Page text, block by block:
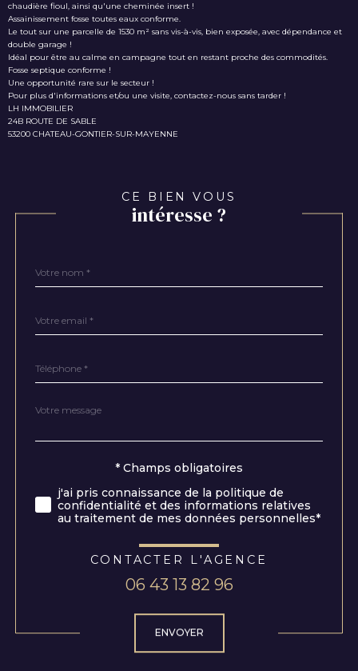
chaudière fioul, ainsi qu'une cheminée insert !
Assainissement fosse toutes eaux conforme.
Le tout sur une parcelle de 1530 m² sans vis-à-vis, bien exposée, avec dépendance et
double garage !
Idéal pour être au calme en campagne tout en restant proche des commodités.
Fosse septique conforme !
Une opportunité rare sur le secteur !
Pour plus d'informations et/ou une visite, contactez-nous sans tarder !
LH IMMOBILIER
24B ROUTE DE SABLE
53200 CHATEAU-GONTIER-SUR-MAYENNE
CE BIEN VOUS
intéresse ?
par
*
*
*
Fieldset
Message
*
* Champs obligatoires
j'ai pris connaissance de la politique de
confidentialité et des informations relatives
au traitement de mes données personnelles*
CONTACTER L'AGENCE
06 43 13 82 96
ENVOYER